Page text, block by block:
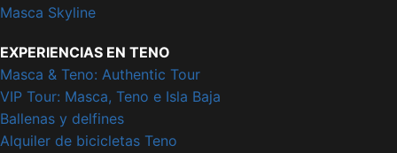
Masca Skyline
EXPERIENCIAS EN TENO
Masca & Teno: Authentic Tour
VIP Tour: Masca, Teno e Isla Baja
Ballenas y delfines
Alquiler de bicicletas Teno